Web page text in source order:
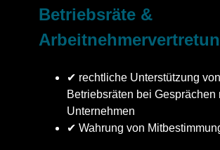
Betriebsräte &
✔ rechtliche Unterstützung von
Betriebsräten bei Gesprächen
Unternehmen
✔ Wahrung von